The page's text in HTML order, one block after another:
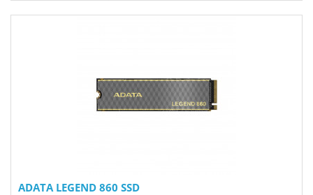
ADATA LEGEND 860 SSD